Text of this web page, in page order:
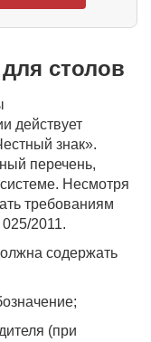
столов
действует
знак».
перечень,
Несмотря
требованиям
2011.
содержать
(при